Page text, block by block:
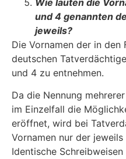
und 4 genannten
jeweils?
Die Vornamen der in
deutschen
und 4 zu entnehmen.
Da die Nennung
im Einzelfall die
eröffnet, wird bei
Vornamen nur der
Identische